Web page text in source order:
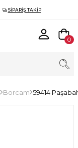
SIPARIŞ TAKIP
0
Borcam 59414